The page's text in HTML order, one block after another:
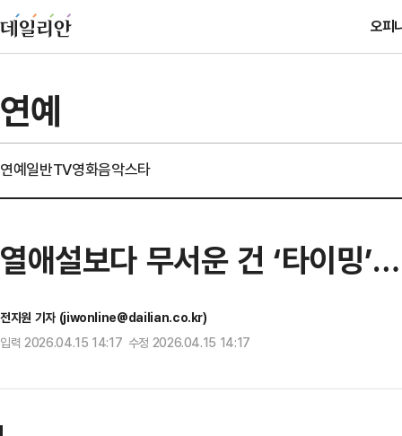
오피
연예
연예일반TV영화음악스타
열애설보다 무서운 건 ‘타이밍
전지원 기자 (jiwonline@dailian.co.kr)
입력 2026.04.15 14:17 수정 2026.04.15 14:17